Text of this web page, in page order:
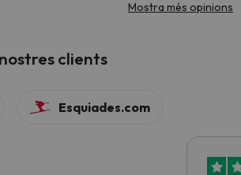
Mostra més opinions
clients
Esquiades.com